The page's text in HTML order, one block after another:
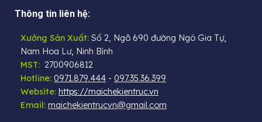
Thông tin liên hệ:
Xưởng Sản Xuất: Số 2, Ngõ 690 đường Ngô Gia Tự,
Nam Hoa Lư, Ninh Bình
MST: 2700906812
Hotline: 0971.879.444 - 097.35.36.399
Website: https://maichekientruc.vn
Email: maichekientrucvn@gmail.com